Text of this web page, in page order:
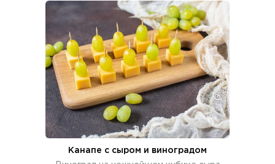
Канапе с сыром и виноградом